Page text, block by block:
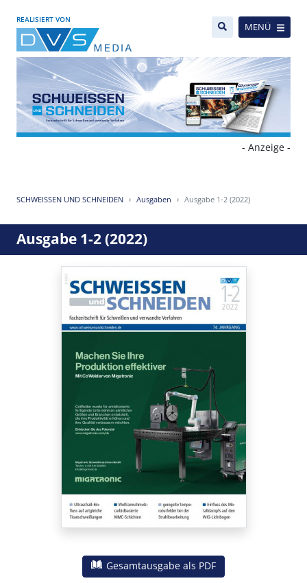
REALISIERT VON
MENÜ
- Anzeige -
SCHWEISSEN UND SCHNEIDEN Ausgaben Ausgabe 1-2 (2022)
Ausgabe 1-2 (2022)
Gesamtausgabe als PDF